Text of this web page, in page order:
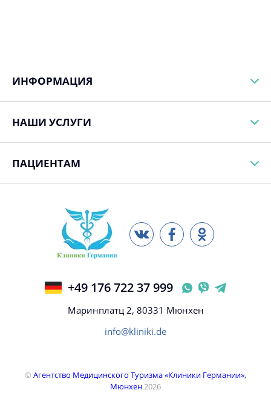
ИНФОРМАЦИЯ
НАШИ УСЛУГИ
ПАЦИЕНТАМ
+49 176 722 37 999
Маринплатц 2, 80331 Мюнхен
info@kliniki.de
© Агентство Медицинского Туризма «Клиники Германии»,
Мюнхен2026